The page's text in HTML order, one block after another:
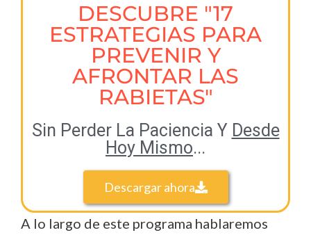
DESCUBRE "17
ESTRATEGIAS PARA
PREVENIR Y
AFRONTAR LAS
RABIETAS"
Sin Perder La Paciencia Y Desde
Hoy Mismo...
Descargar ahora
A lo largo de este programa hablaremos